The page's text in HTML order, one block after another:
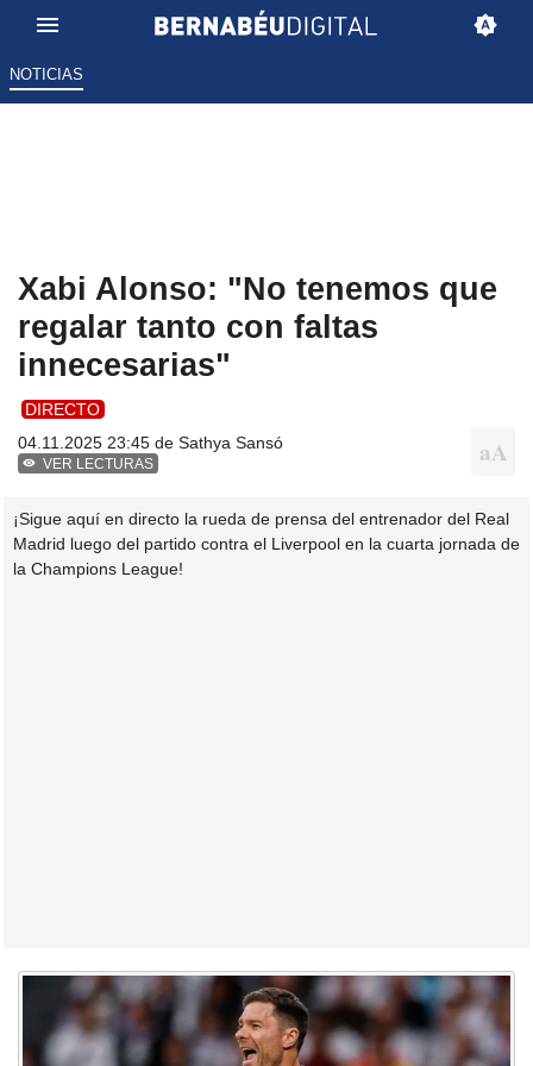
NOTICIAS
Xabi Alonso: "No tenemos que
regalar tanto con faltas
innecesarias"
DIRECTO
04.11.2025 23:45 de Sathya Sansó
VER LECTURAS
¡Sigue aquí en directo la rueda de prensa del entrenador del Real
Madrid luego del partido contra el Liverpool en la cuarta jornada de
la Champions League!